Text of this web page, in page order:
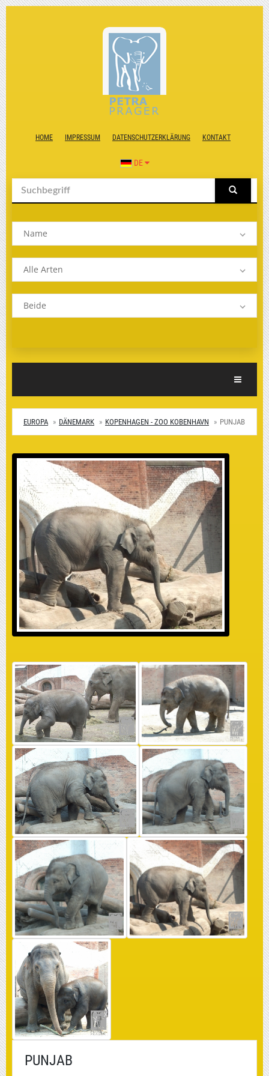
HOME IMPRESSUM DATENSCHUTZERKLÄRUNG KONTAKT
DE
Name
Alle Arten
Beide
Toggle
EUROPA DÄNEMARK KOPENHAGEN - ZOO KOBENHAVN PUNJAB
PUNJAB